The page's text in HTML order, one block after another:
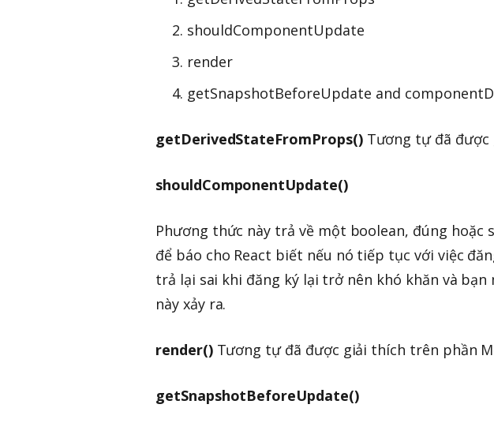
shouldComponentUpdate
render
getSnapshotBeforeUpdate and
getDerivedStateFromProps()Tương tự đã được
shouldComponentUpdate()
Phương thức này trả về một boolean, đúng hoặc
để báo cho React biết nếu nó tiếp tục với việc
trả lại sai khi đăng ký lại trở nên khó khăn và
này xảy ra.
render()Tương tự đã được giải thích trên phần
getSnapshotBeforeUpdate()